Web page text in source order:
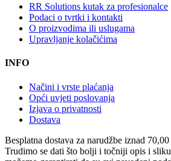
RR Solutions kutak za profesionalce
Podaci o tvrtki i kontakti
O proizvodima ili uslugama
Upravljanje kolačićima
INFO
Načini i vrste plaćanja
Opći uvjeti poslovanja
Izjava o privatnosti
Dostava
Besplatna dostava za narudžbe iznad 70,00
Trudimo se dati što bolji i točniji opis i